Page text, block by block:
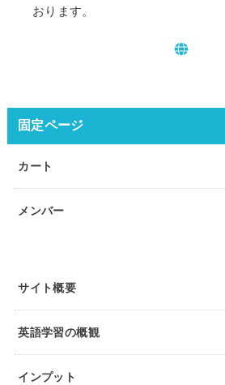
おります。
固定ページ
カート
メンバー
サイト概要
英語学習の概観
インプット